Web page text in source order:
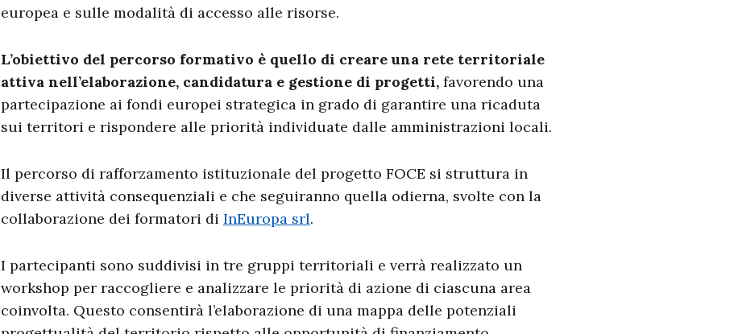
europea e sulle modalità di accesso alle risorse.
L’obiettivo del percorso formativo è quello di creare una rete territoriale
attiva nell’elaborazione, candidatura e gestione di progetti, favorendo una
partecipazione ai fondi europei strategica in grado di garantire una ricaduta
sui territori e rispondere alle priorità individuate dalle amministrazioni locali.
Il percorso di rafforzamento istituzionale del progetto FOCE si struttura in
diverse attività consequenziali e che seguiranno quella odierna, svolte con la
collaborazione dei formatori di InEuropa srl.
I partecipanti sono suddivisi in tre gruppi territoriali e verrà realizzato un
workshop per raccogliere e analizzare le priorità di azione di ciascuna area
coinvolta. Questo consentirà l’elaborazione di una mappa delle potenziali